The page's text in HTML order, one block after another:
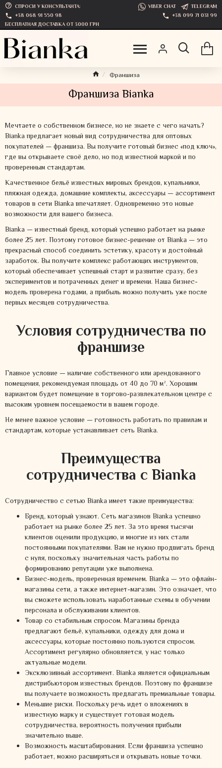
СПРОСИ У КОНСУЛЬТАНТА: VIBER CHAT
TELEGRAM
+38 068 91 550 98
+38 099 71 031 99
БЕСПЛАТНАЯ ДОСТАВКА ОТ 3000 ГРН
Франшиза
Франшиза Bianka
Мечтаете о собственном бизнесе, но не знаете с чего начать?
Bianka предлагает новый вид сотрудничества для оптовых
покупателей — франшиза. Вы получите готовый бизнес «под ключ»,
где вы открываете своё дело, но под известной маркой и по
проверенным стандартам.
Качественное бельё известных мировых брендов, купальники,
пляжная одежда, домашние комплекты, аксессуары — ассортимент
товаров в сети Bianka впечатляет. Одновременно это новые
возможности для вашего бизнеса.
Bianka — известный бренд, который успешно работает на рынке
более 25 лет. Поэтому готовое бизнес-решение от Bianka — это
прекрасный способ соединить эстетику, красоту и достойный
заработок. Вы получите комплекс работающих инструментов,
который обеспечивает успешный старт и развитие сразу, без
экспериментов и потраченных денег и времени. Наша бизнес-
модель проверена годами, а прибыль можно получить уже после
первых месяцев сотрудничества.
Условия сотрудничества по
франшизе
Главное условие — наличие собственного или арендованного
помещения, рекомендуемая площадь от 40 до 70 м². Хорошим
вариантом будет помещение в торгово-развлекательном центре с
высоким уровнем посещаемости в вашем городе.
Не менее важное условие — готовность работать по правилам и
стандартам, которые устанавливает сеть Bianka.
Преимущества
сотрудничества с Bianka
Сотрудничество с сетью Bianka имеет такие преимущества:
Бренд, который узнают. Сеть магазинов Bianka успешно
работает на рынке более 25 лет. За это время тысячи
клиентов оценили продукцию, и многие из них стали
постоянными покупателями. Вам не нужно продвигать бренд
с нуля, поскольку значительная часть работы по
формированию репутации уже выполнена.
Бизнес-модель, проверенная временем. Bianka — это офлайн-
магазины сети, а также интернет-магазин. Это означает, что
вы сможете использовать наработанные схемы в обучении
персонала и обслуживании клиентов.
Товар со стабильным спросом. Магазины бренда
предлагают бельё, купальники, одежду для дома и
аксессуары, которые постоянно пользуются спросом.
Ассортимент регулярно обновляется, у нас только
актуальные модели.
Эксклюзивный ассортимент. Bianka является официальным
дистрибьютором известных брендов. Поэтому по франшизе
вы получаете возможность предлагать премиальные товары.
Меньшие риски. Поскольку речь идет о вложениях в
известную марку и существует готовая модель
сотрудничества, вероятность получения прибыли
значительно выше.
Возможность масштабирования. Если франшиза успешно
работает, можно расширяться и открывать новые точки.